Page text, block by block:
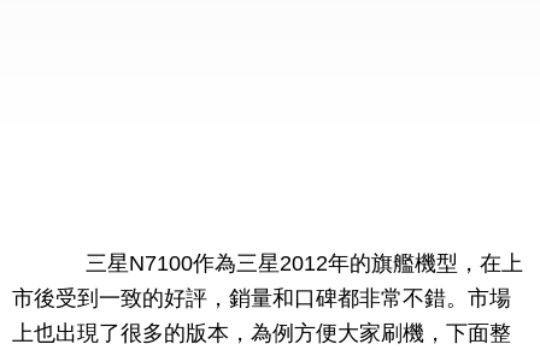
三星N7100作為三星2012年的旗艦機型，在上
市後受到一致的好評，銷量和口碑都非常不錯。市場
上也出現了很多的版本，為例方便大家刷機，下面整